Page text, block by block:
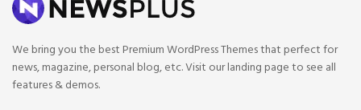
We bring you the best Premium WordPress Themes that perfect for
news, magazine, personal blog, etc. Visit our landing page to see all
features & demos.